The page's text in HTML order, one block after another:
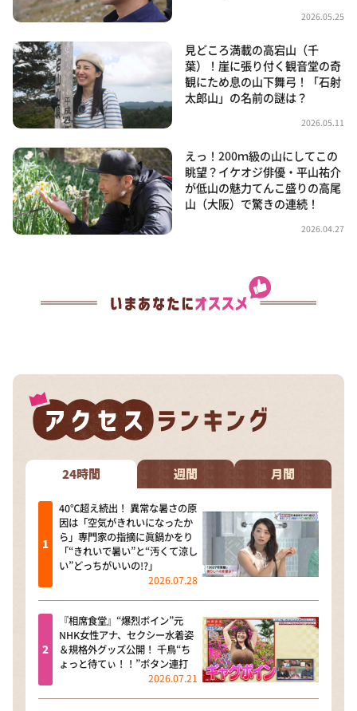
2026.05.25
見どころ満載の高宕山（千
葉）！崖に張り付く観音堂の奇
観にため息の山下舞弓！「石射
太郎山」の名前の謎は？
2026.05.11
えっ！200ｍ級の山にしてこの
眺望？イケオジ俳優・平山祐介
が低山の魅力てんこ盛りの高尾
山（大阪）で驚きの連続！
2026.04.27
24時間 週間 月間
40℃超え続出！ 異常な暑さの原
因は「空気がきれいになったか
ら」専門家の指摘に眞鍋かをり
「“きれいで暑い”と“汚くて涼し
い”どっちがいいの!?」
2026.07.28
『相席食堂』“爆烈ボイン”元
NHK女性アナ、セクシー水着姿
＆規格外グッズ公開！ 千鳥“ち
ょっと待てぃ！！”ボタン連打
2026.07.21